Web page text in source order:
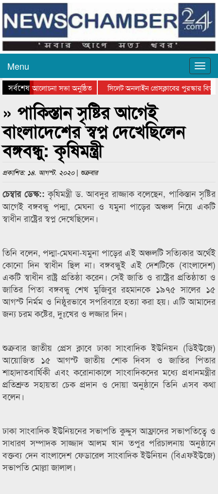
Menu
সর্বশেষআলোচনা সভা অনুষ্ঠিত
সিলেট অনলাইন প্রেসক্লাবের পুরস্কার
সভা ও সম্মাননা প্রদান
কানাইঘাটের কিশোর আহাদের খুনি সায়েমের
» পাকিস্তান সৃষ্টির আগেই
বাংলাদেশের স্বপ্ন দেখেছিলেন
বঙ্গবন্ধু: কৃষিমন্ত্রী
প্রকাশিত: ১৪. আগস্ট. ২০২০ | শুক্রবার
চেম্বার ডেস্ক::কৃষিমন্ত্রী ড. আবদুর রাজ্জাক বলেছেন, পাকিস্তান সৃষ্টির
আগেই বঙ্গবন্ধু পদ্মা, মেঘনা ও যমুনা পাড়ের অঞ্চল নিয়ে একটি
স্বাধীন রাষ্ট্রের স্বপ্ন দেখেছিলেন।
তিনি বলেন, পদ্মা-মেঘনা-যমুনা পাড়ের এই অঞ্চলটি সত্যিকার অর্থেই
কোনো দিন স্বাধীন ছিল না। বঙ্গবন্ধুই এই দেশটিকে (বাংলাদেশ)
একটি স্বাধীন রাষ্ট্র প্রতিষ্ঠা করেন। সেই জাতি ও রাষ্ট্রের প্রতিষ্ঠাতা ও
জাতির পিতা বঙ্গবন্ধু শেখ মুজিবুর রহমানকে ১৯৭৫ সালের ১৫
আগস্ট নির্মম ও নিষ্ঠুরভাবে সপরিবারে হত্যা করা হয়। এটি আমাদের
জন্য চরম কষ্টের, দুঃখের ও লজ্জার দিন।
শুক্রবার জাতীয় প্রেস ক্লাবে ঢাকা সাংবাদিক ইউনিয়ন (ডিইউজে)
আয়োজিত ১৫ আগস্ট জাতীয় শোক দিবস ও জাতির পিতার
শাহাদাতবার্ষিকী এবং করোনাকালে সাংবাদিকদের মধ্যে প্রধানমন্ত্রীর
প্রতিশ্রুত সহায়তা চেক প্রদান ও দোয়া অনুষ্ঠানে তিনি এসব কথা
বলেন।
ঢাকা সাংবাদিক ইউনিয়নের সভাপতি কুদ্দুস আফ্রাদের সভাপতিত্বে ও
সাধারণ সম্পাদক সাজ্জাদ আলম খান তপুর পরিচালনায় অনুষ্ঠানে
বক্তব্য দেন বাংলাদেশ ফেডারেল সাংবাদিক ইউনিয়ন (বিএফইউজে)
সভাপতি মোল্লা জালাল।